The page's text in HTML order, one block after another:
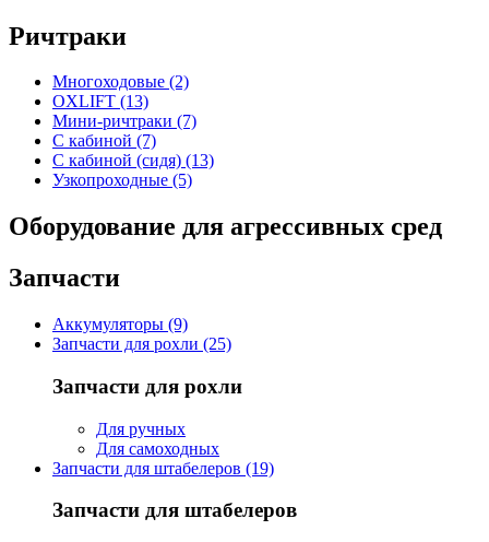
Ричтраки
Многоходовые (2)
OXLIFT (13)
Мини-ричтраки (7)
С кабиной (7)
С кабиной (сидя) (13)
Узкопроходные (5)
Оборудование для агрессивных сред
Запчасти
Аккумуляторы (9)
Запчасти для рохли (25)
Запчасти для рохли
Для ручных
Для самоходных
Запчасти для штабелеров (19)
Запчасти для штабелеров